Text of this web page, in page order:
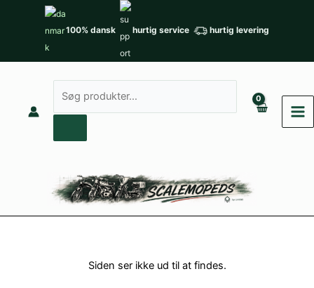
100% dansk hurtig service hurtig levering
Søg
Siden ser ikke ud til at findes.